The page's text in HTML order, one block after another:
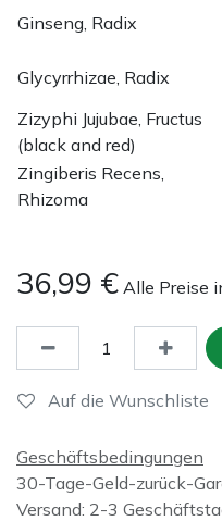
Ginseng, Radix
Glycyrrhizae, Radix
Zizyphi Jujubae, Fructus
(black and red)
Zingiberis Recens,
Rhizoma
36,99 € Alle Preise
Auf die Wunschliste
Geschäftsbedingungen
30-Tage-Geld-zurück-
Versand: 2-3